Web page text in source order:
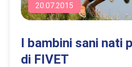
20.07.2015
I bambini sani nati
di FIVET